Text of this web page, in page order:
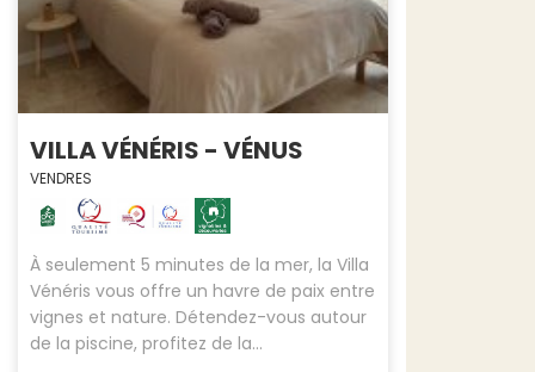
VILLA VÉNÉRIS - VÉNUS
VENDRES
À seulement 5 minutes de la mer, la Villa
Vénéris vous offre un havre de paix entre
vignes et nature. Détendez-vous autour
de la piscine, profitez de la...